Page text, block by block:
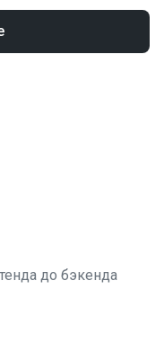
до бэкенда